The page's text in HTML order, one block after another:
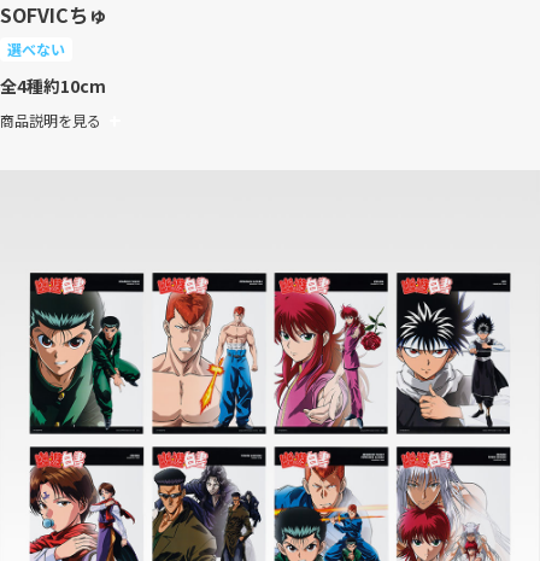
SOFVICちゅ
選べない
全4種約10cm
商品説明を見る